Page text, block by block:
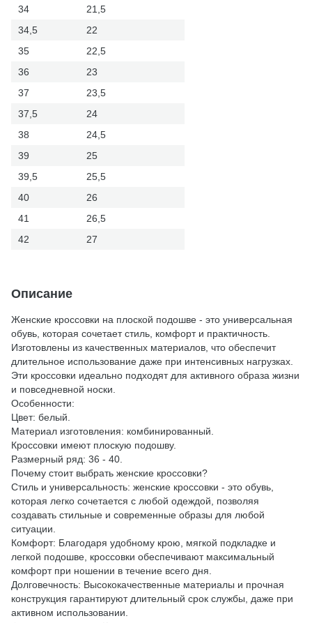
34
21,5
34,5
22
35
22,5
36
23
37
23,5
37,5
24
38
24,5
39
25
39,5
25,5
40
26
41
26,5
42
27
Описание
Женские кроссовки на плоской подошве - это универсальная
обувь, которая сочетает стиль, комфорт и практичность.
Изготовлены из качественных материалов, что обеспечит
длительное использование даже при интенсивных нагрузках.
Эти кроссовки идеально подходят для активного образа жизни
и повседневной носки.
Особенности:
Цвет: белый.
Материал изготовления: комбинированный.
Кроссовки имеют плоскую подошву.
Размерный ряд: 36 - 40.
Почему стоит выбрать женские кроссовки?
Стиль и универсальность: женские кроссовки - это обувь,
которая легко сочетается с любой одеждой, позволяя
создавать стильные и современные образы для любой
ситуации.
Комфорт: Благодаря удобному крою, мягкой подкладке и
легкой подошве, кроссовки обеспечивают максимальный
комфорт при ношении в течение всего дня.
Долговечность: Высококачественные материалы и прочная
конструкция гарантируют длительный срок службы, даже при
активном использовании.